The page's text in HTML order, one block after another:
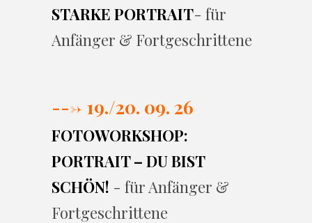
STARKE PORTRAIT- für
Anfänger & Fortgeschrittene
---> 19./20. 09. 26
FOTOWORKSHOP:
PORTRAIT – DU BIST
SCHÖN! - für Anfänger &
Fortgeschrittene